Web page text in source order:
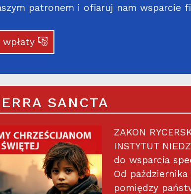
patronem i ofiaruj nam wsparcie
wpłaty
SANCTA
ZAKON
INSTYTUT
do wsparcia
Od
pomiędzy